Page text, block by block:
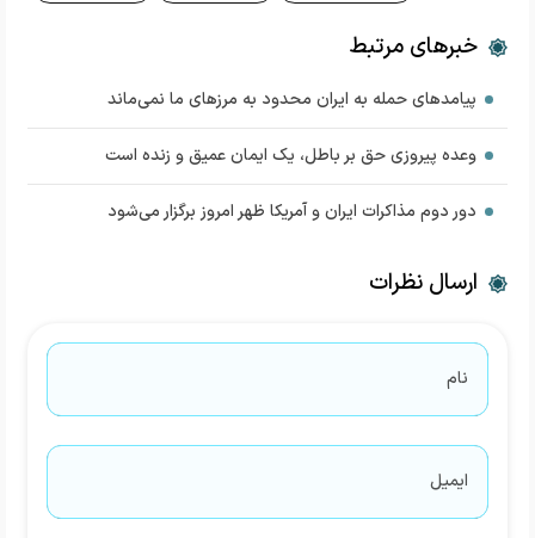
خبرهای مرتبط
پیامدهای حمله به ایران محدود به مرزهای ما نمی‌ماند
وعده پیروزی حق بر باطل، یک ایمان عمیق و زنده است
دور دوم مذاکرات ایران و آمریکا ظهر امروز برگزار می‌شود
ارسال نظرات